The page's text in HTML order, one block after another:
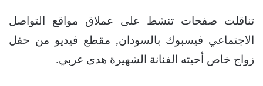
تناقلت صفحات تنشط على عملاق مواقع التواصل
الاجتماعي فيسبوك بالسودان, مقطع فيديو من حفل
زواج خاص أحيته الفنانة الشهيرة هدى عربي.